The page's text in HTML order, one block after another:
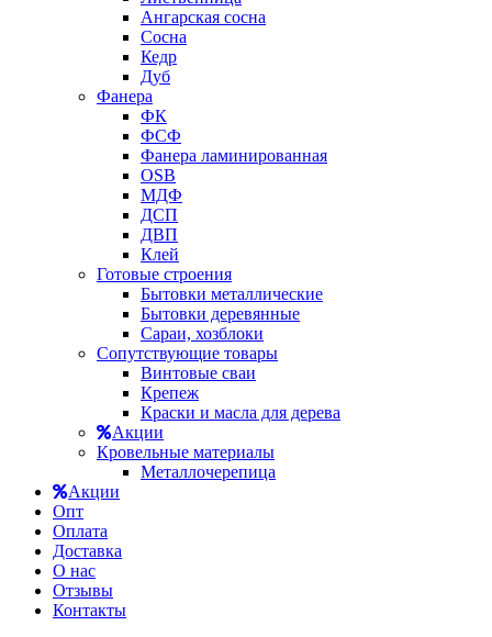
Ангарская сосна
Сосна
Кедр
Дуб
Фанера
ФК
ФСФ
Фанера ламинированная
OSB
МДФ
ДСП
ДВП
Клей
Готовые строения
Бытовки металлические
Бытовки деревянные
Сараи, хозблоки
Сопутствующие товары
Винтовые сваи
Крепеж
Краски и масла для дерева
Акции
Кровельные материалы
Металлочерепица
Акции
Опт
Оплата
Доставка
О нас
Отзывы
Контакты